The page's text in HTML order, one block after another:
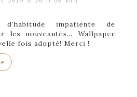
d’habitude impatiente de
les nouveautés… Wallpaper
fois adopté! Merci !